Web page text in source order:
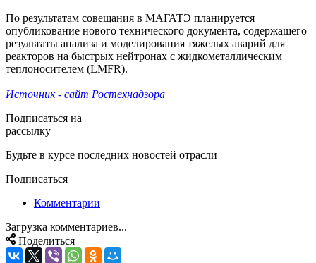
По результатам совещания в МАГАТЭ планируется
опубликование нового технического документа, содержащего
результаты анализа и моделирования тяжелых аварий для
реакторов на быстрых нейтронах с жидкометаллическим
теплоносителем (LMFR).
Источник - сайт Ростехнадзора
Подписаться на
рассылку
Будьте в курсе последних новостей отрасли
Подписаться
Комментарии
Загрузка комментариев...
Поделиться